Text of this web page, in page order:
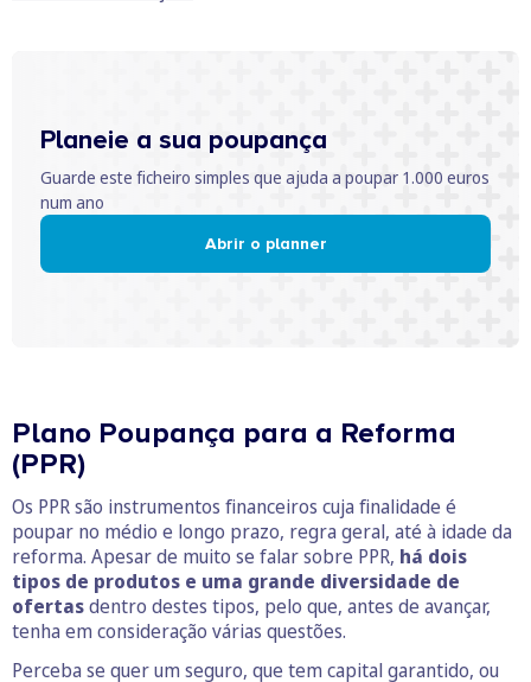
Planeie a sua poupança
Guarde este ficheiro simples que ajuda a poupar 1.000 euros
num ano
Abrir o planner
Plano Poupança para a Reforma
(PPR)
Os PPR são instrumentos financeiros cuja finalidade é
poupar no médio e longo prazo, regra geral, até à idade da
reforma. Apesar de muito se falar sobre PPR, há dois
tipos de produtos e uma grande diversidade de
ofertasdentro destes tipos, pelo que, antes de avançar,
tenha em consideração várias questões.
Perceba se quer um seguro, que tem capital garantido, ou